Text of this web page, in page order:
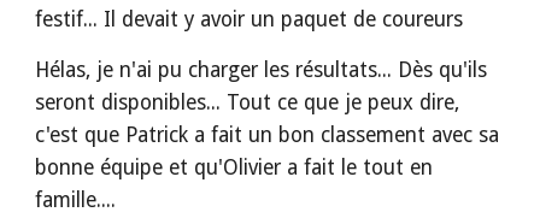
festif... Il devait y avoir un paquet de coureurs
Hélas, je n'ai pu charger les résultats... Dès qu'ils
seront disponibles... Tout ce que je peux dire,
c'est que Patrick a fait un bon classement avec sa
bonne équipe et qu'Olivier a fait le tout en
famille....